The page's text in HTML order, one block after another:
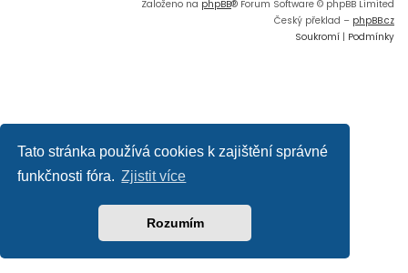
Tato stránka používá cookies k zajištění správné
funkčnosti fóra. Zjistit více
Rozumím
Založeno na phpBB® Forum Software © phpBB Limited
Český překlad – phpBB.cz
Soukromí | Podmínky